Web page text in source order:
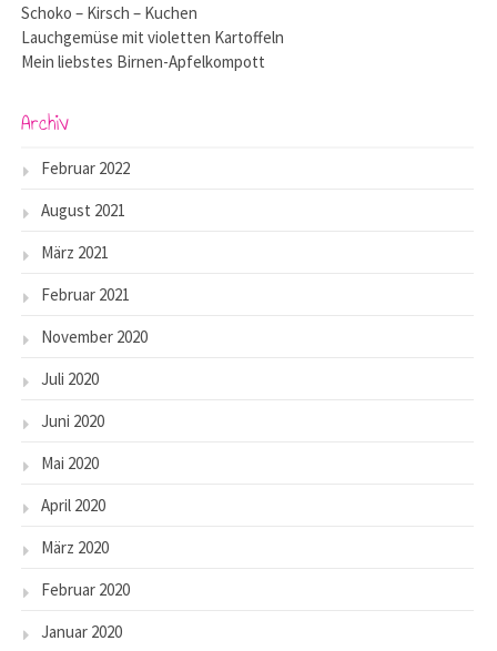
Schoko – Kirsch – Kuchen
Lauchgemüse mit violetten Kartoffeln
Mein liebstes Birnen-Apfelkompott
Archiv
Februar 2022
August 2021
März 2021
Februar 2021
November 2020
Juli 2020
Juni 2020
Mai 2020
April 2020
März 2020
Februar 2020
Januar 2020